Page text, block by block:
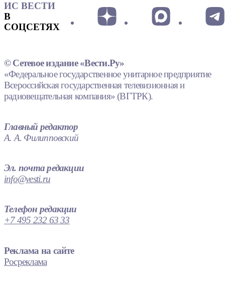
ИС ВЕСТИ
В
СОЦСЕТЯХ
© Сетевое издание «Вести.Ру»
«Федеральное государственное унитарное предприятие
Всероссийская государственная телевизионная и
радиовещательная компания» (ВГТРК).
Главный редактор
А. А. Филипповский
Эл. почта редакции
info@vesti.ru
Телефон редакции
+7 495 232 63 33
Реклама на сайте
Росреклама